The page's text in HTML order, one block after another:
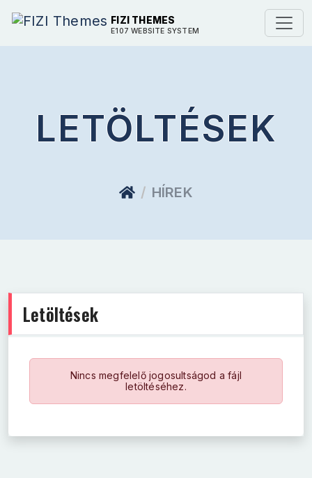
FIZI THEMES
E107 WEBSITE SYSTEM
LETÖLTÉSEK
HÍREK
Letöltések
Nincs megfelelő jogosultságod a fájl
letöltéséhez.